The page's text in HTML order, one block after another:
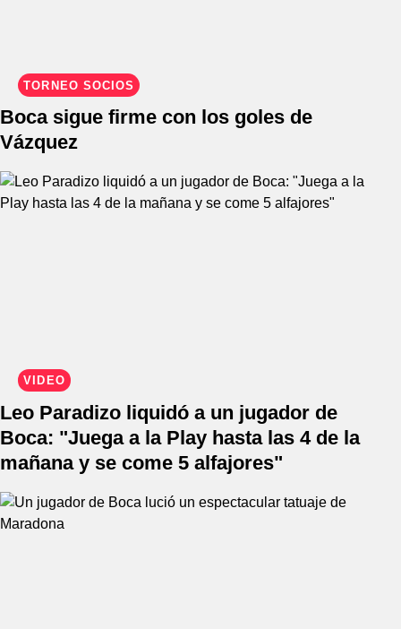
TORNEO SOCIOS
Boca sigue firme con los goles de
Vázquez
VIDEO
Leo Paradizo liquidó a un jugador de
Boca: "Juega a la Play hasta las 4 de la
mañana y se come 5 alfajores"